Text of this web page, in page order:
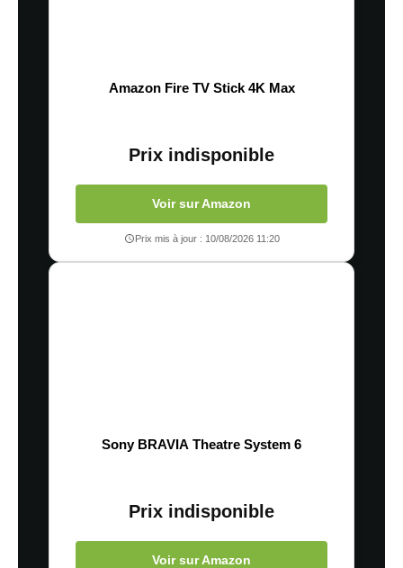
Amazon Fire TV Stick 4K Max
Prix indisponible
Voir sur Amazon
Prix mis à jour : 10/08/2026 11:20
Sony BRAVIA Theatre System 6
Prix indisponible
Voir sur Amazon